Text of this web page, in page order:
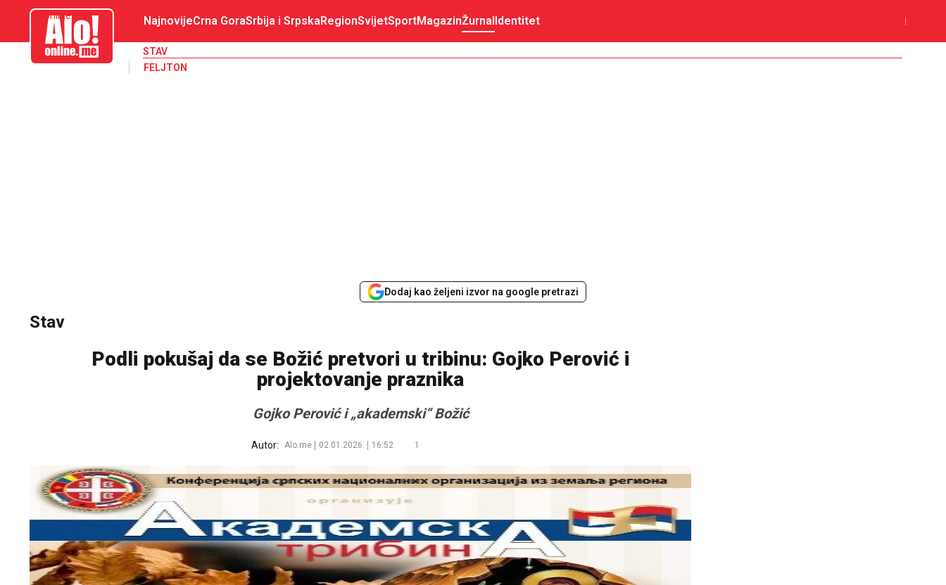
aloonline.me NajnovijeCrna GoraSrbija i SrpskaRegionSvijetSportMagazinŽurnalIdentitet
STAV
FELJTON
Dodaj kao željeni izvor na google pretrazi
Stav
Podli pokušaj da se Božić pretvori u tribinu: Gojko Perović i
projektovanje praznika
Gojko Perović i „akademski“ Božić
Autor: Alo.me 02.01.2026. 16:52 1